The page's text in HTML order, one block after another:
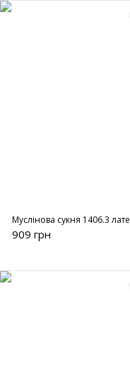
Муслінова сукня 1406.3 лате
909 грн